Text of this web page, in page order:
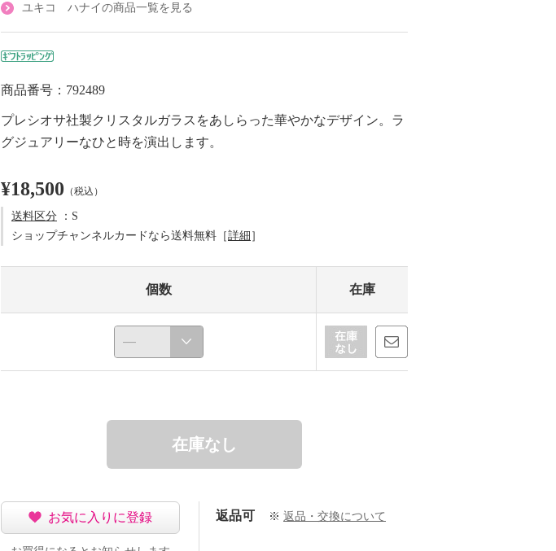
ユキコ ハナイの商品一覧を見る
商品番号：792489
プレシオサ社製クリスタルガラスをあしらった華やかなデザイン。ラ
グジュアリーなひと時を演出します。
¥18,500 （税込）
送料区分 ：S
ショップチャンネルカードなら送料無料［詳細 ］
個数 在庫
在庫なし
お気に入りに登録 返品可 ※ 返品・交換について